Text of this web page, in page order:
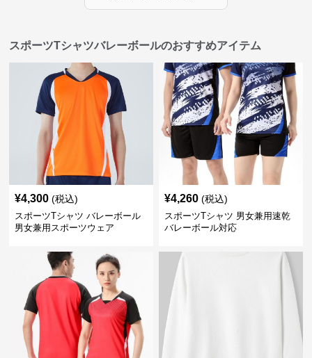
スポーツTシャツバレーボールのおすすめアイテム
¥4,300 (税込)
スポーツTシャツ バレーボール
男女兼用スポーツウェア
¥4,260 (税込)
スポーツTシャツ 男女兼用速乾
バレーボール対応